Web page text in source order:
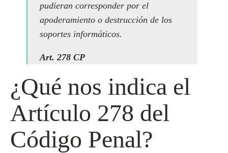
pudieran corresponder por el
apoderamiento o destrucción de los
soportes informáticos.
Art. 278 CP
¿Qué nos indica el
Artículo 278 del
Código Penal?